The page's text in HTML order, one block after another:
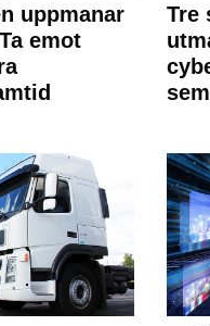
uppmanar
emot
Tre